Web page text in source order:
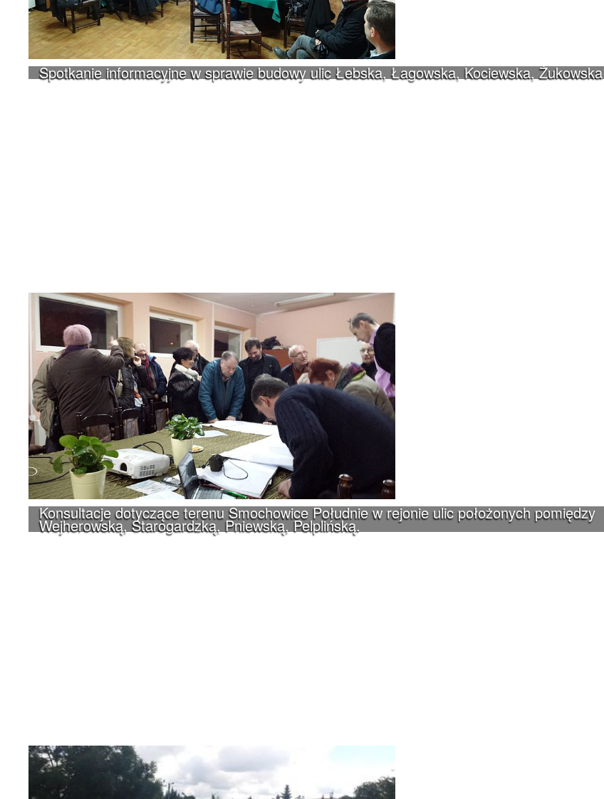
Spotkanie informacyjne w sprawie budowy ulic Łebska, Łagowska, Kociewska, Żukowska
Konsultacje dotyczące terenu Smochowice Południe w rejonie ulic położonych pomiędzy
Wejherowską, Starogardzką, Pniewską, Pelplińską.